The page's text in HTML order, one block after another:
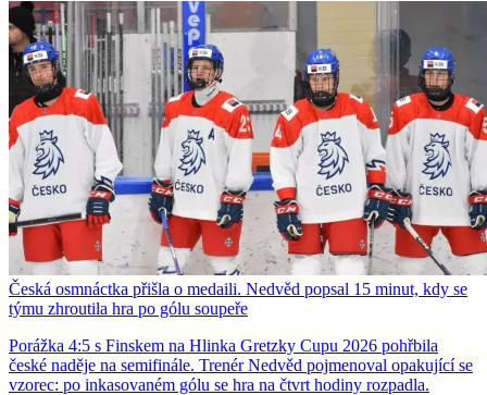
Česká osmnáctka přišla o medaili. Nedvěd popsal 15 minut, kdy se
týmu zhroutila hra po gólu soupeře
Porážka 4:5 s Finskem na Hlinka Gretzky Cupu 2026 pohřbila
české naděje na semifinále. Trenér Nedvěd pojmenoval opakující se
vzorec: po inkasovaném gólu se hra na čtvrt hodiny rozpadla.